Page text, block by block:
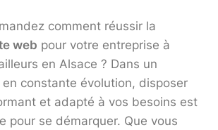
comment réussir la
web pour votre entreprise à
en Alsace ? Dans un
constante évolution, disposer
et adapté à vos besoins est
pour se démarquer. Que vous